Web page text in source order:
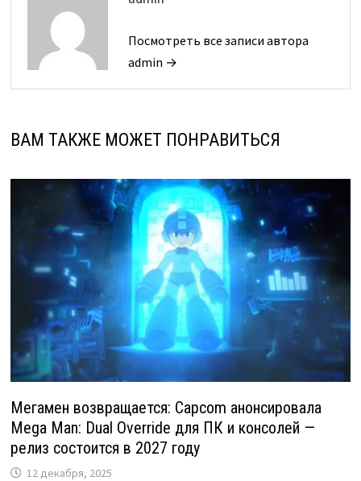
Посмотреть все записи автора
admin →
ВАМ ТАКЖЕ МОЖЕТ ПОНРАВИТЬСЯ
Мегамен возвращается: Capcom анонсировала
Mega Man: Dual Override для ПК и консолей —
релиз состоится в 2027 году
12 декабря, 2025